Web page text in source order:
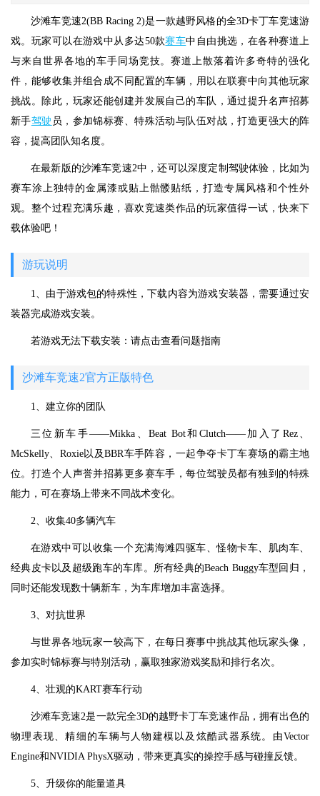
沙滩车竞速2(BB Racing 2)是一款越野风格的全3D卡丁车竞速游
戏。玩家可以在游戏中从多达50款赛车中自由挑选，在各种赛道上
与来自世界各地的车手同场竞技。赛道上散落着许多奇特的强化
件，能够收集并组合成不同配置的车辆，用以在联赛中向其他玩家
挑战。除此，玩家还能创建并发展自己的车队，通过提升名声招募
新手驾驶 员，参加锦标赛、特殊活动与队伍对战，打造更强大的阵
容，提高团队知名度。
在最新版的沙滩车竞速2中，还可以深度定制驾驶体验，比如为
赛车涂上独特的金属漆或贴上骷髅贴纸，打造专属风格和个性外
观。整个过程充满乐趣，喜欢竞速类作品的玩家值得一试，快来下
载体验吧！
游玩说明
1、由于游戏包的特殊性，下载内容为游戏安装器，需要通过安
装器完成游戏安装。
若游戏无法下载安装：请点击查看问题指南
沙滩车竞速2官方正版特色
1、建立你的团队
三位新车手——Mikka、Beat Bot和Clutch——加入了Rez、
McSkelly、Roxie以及BBR车手阵容，一起争夺卡丁车赛场的霸主地
位。打造个人声誉并招募更多赛车手，每位驾驶员都有独到的特殊
能力，可在赛场上带来不同战术变化。
2、收集40多辆汽车
在游戏中可以收集一个充满海滩四驱车、怪物卡车、肌肉车、
经典皮卡以及超级跑车的车库。所有经典的Beach Buggy车型回归，
同时还能发现数十辆新车，为车库增加丰富选择。
3、对抗世界
与世界各地玩家一较高下，在每日赛事中挑战其他玩家头像，
参加实时锦标赛与特别活动，赢取独家游戏奖励和排行名次。
4、壮观的KART赛车行动
沙滩车竞速2是一款完全3D的越野卡丁车竞速作品，拥有出色的
物理表现、精细的车辆与人物建模以及炫酷武器系统。由Vector
Engine和NVIDIA PhysX驱动，带来更真实的操控手感与碰撞反馈。
5、升级你的能量道具